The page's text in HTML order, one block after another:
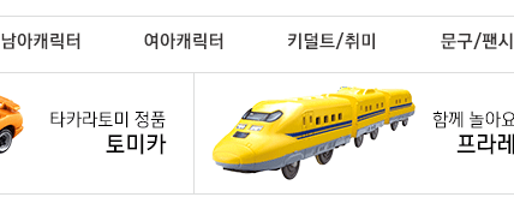
10 분노의질주
1 토미카
3